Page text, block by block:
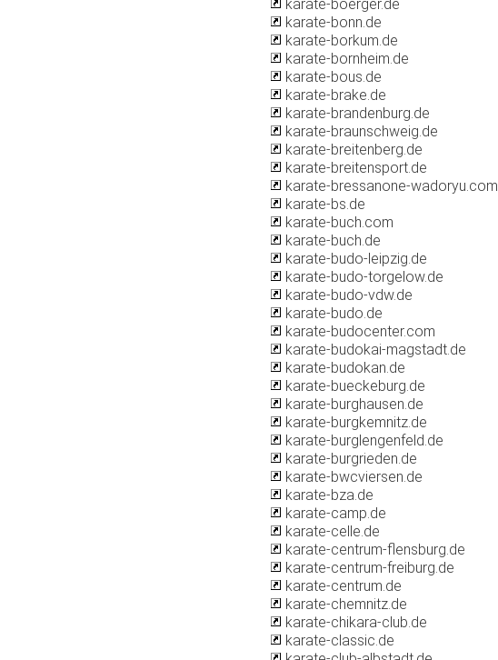
karate-boerger.de
karate-bonn.de
karate-borkum.de
karate-bornheim.de
karate-bous.de
karate-brake.de
karate-brandenburg.de
karate-braunschweig.de
karate-breitenberg.de
karate-breitensport.de
karate-bressanone-wadoryu.com
karate-bs.de
karate-buch.com
karate-buch.de
karate-budo-leipzig.de
karate-budo-torgelow.de
karate-budo-vdw.de
karate-budo.de
karate-budocenter.com
karate-budokai-magstadt.de
karate-budokan.de
karate-bueckeburg.de
karate-burghausen.de
karate-burgkemnitz.de
karate-burglengenfeld.de
karate-burgrieden.de
karate-bwcviersen.de
karate-bza.de
karate-camp.de
karate-celle.de
karate-centrum-flensburg.de
karate-centrum-freiburg.de
karate-centrum.de
karate-chemnitz.de
karate-chikara-club.de
karate-classic.de